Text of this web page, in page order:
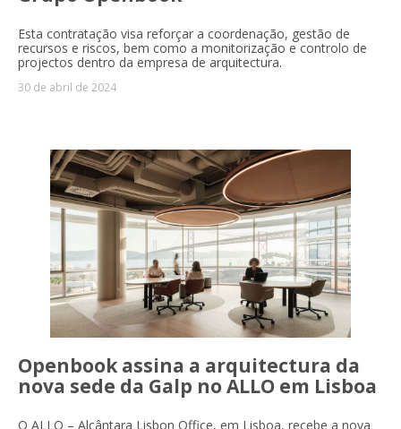
Esta contratação visa reforçar a coordenação, gestão de
recursos e riscos, bem como a monitorização e controlo de
projectos dentro da empresa de arquitectura.
30 de abril de 2024
Openbook assina a arquitectura da
nova sede da Galp no ALLO em Lisboa
O ALLO – Alcântara Lisbon Office, em Lisboa, recebe a nova